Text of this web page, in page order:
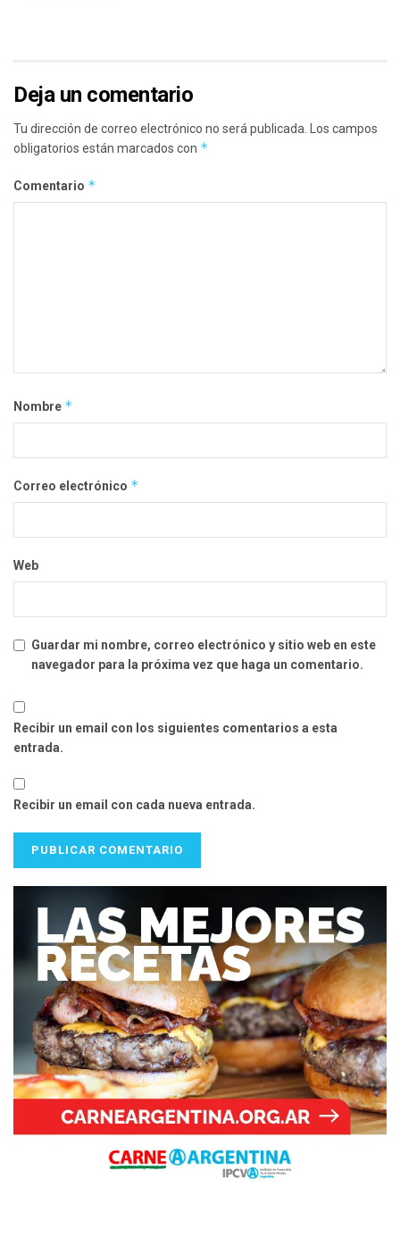
Deja un comentario
Tu dirección de correo electrónico no será publicada.
Los campos
obligatorios están marcados con *
Comentario *
Nombre *
Correo electrónico *
Web
Guardar mi nombre, correo electrónico y sitio web en este
navegador para la próxima vez que haga un comentario.
Recibir un email con los siguientes comentarios a esta
entrada.
Recibir un email con cada nueva entrada.